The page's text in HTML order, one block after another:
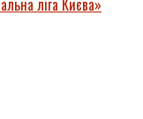
ліга Києва»